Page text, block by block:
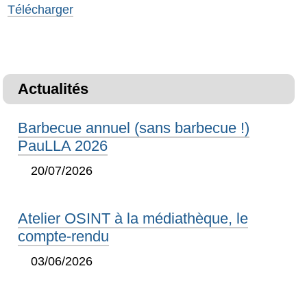
Télécharger
Actualités
Barbecue annuel (sans barbecue !)
PauLLA 2026
20/07/2026
Atelier OSINT à la médiathèque, le
compte-rendu
03/06/2026